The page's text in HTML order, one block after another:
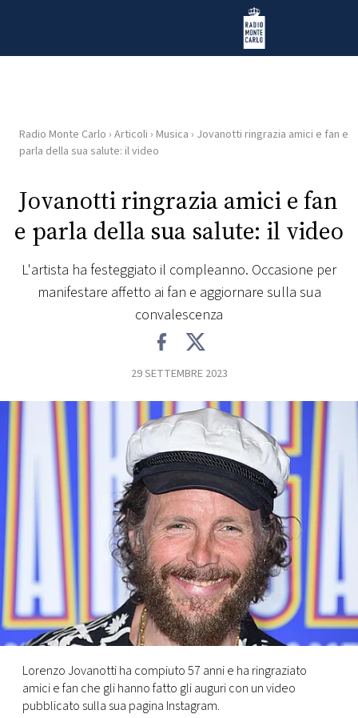
Radio Monte Carlo
HOME
RADIO
WEB
RADIO
PLAYLIST
CONCORSI
EVENTI
VIDEO
TV
PRINCIPATO
DI
RMC
Radio Monte Carlo › Articoli › Musica › Jovanotti ringrazia amici e fan e
parla della sua salute: il video
Jovanotti ringrazia amici e fan
e parla della sua salute: il video
L'artista ha festeggiato il compleanno. Occasione per
manifestare affetto ai fan e aggiornare sulla sua
convalescenza
29 SETTEMBRE 2023
Lorenzo Jovanotti ha compiuto 57 anni e ha ringraziato
amici e fan che gli hanno fatto gli auguri con un video
pubblicato sulla sua pagina Instagram.